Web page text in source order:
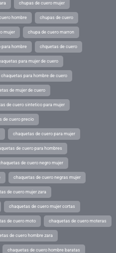
chupas de cuero mujer
hombre chupas de cuero
mujer chupa de cuero marron
para hombre chquetas de cuero
para mujer de cuero
chaquetas para hombre de cuero
de mujer de cuero
de cuero sintetico para mujer
de cuero precio
chaquetas de cuero para mujer
de cuero para hombres
de cuero negro mujer
chaquetas de cuero negras mujer
de cuero mujer zara
chaquetas de cuero mujer cortas
de cuero moto chaquetas de cuero moteras
de cuero hombre zara
chaquetas de cuero hombre baratas